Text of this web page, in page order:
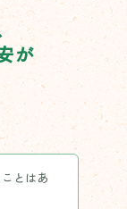
が
とはあ